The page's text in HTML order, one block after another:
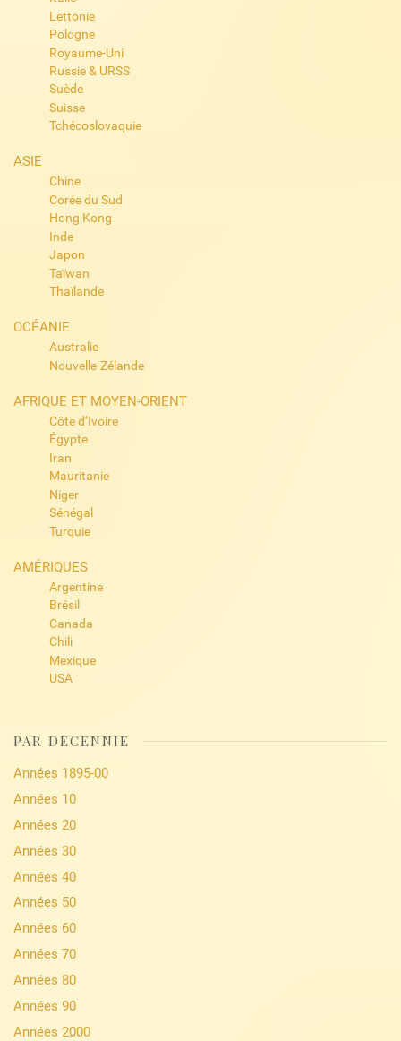
Lettonie
Pologne
Royaume-Uni
Russie & URSS
Suède
Suisse
Tchécoslovaquie
ASIE
Chine
Corée du Sud
Hong Kong
Inde
Japon
Taïwan
Thaïlande
OCÉANIE
Australie
Nouvelle-Zélande
AFRIQUE ET MOYEN-ORIENT
Côte d’Ivoire
Égypte
Iran
Mauritanie
Niger
Sénégal
Turquie
AMÉRIQUES
Argentine
Brésil
Canada
Chili
Mexique
USA
PAR DÉCENNIE
Années 1895-00
Années 10
Années 20
Années 30
Années 40
Années 50
Années 60
Années 70
Années 80
Années 90
Années 2000